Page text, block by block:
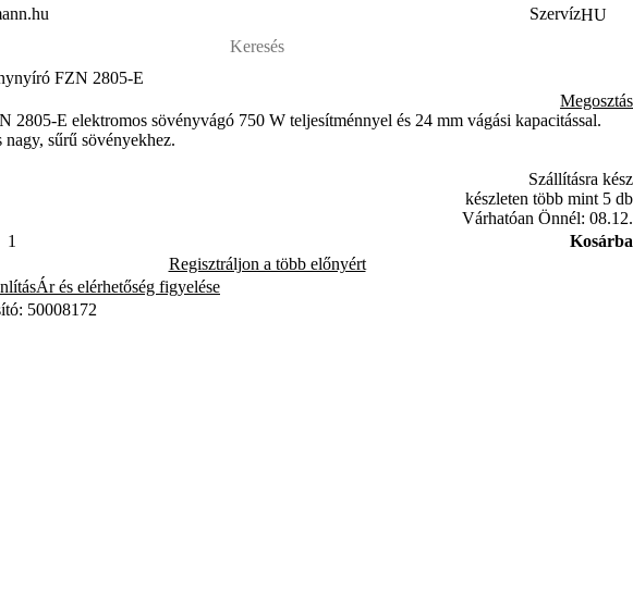
SzervízHU
FZN 2805-E
Megosztás
2805-E elektromos sövényvágó 750 W teljesítménnyel és 24 mm vágási kapacitással.
nagy, sűrű sövényekhez.
Szállításra kész
készleten több mint 5 db
Várhatóan Önnél: 08.12.
Kosárba
Regisztráljon a több előnyért
Ár és elérhetőség figyelése
50008172